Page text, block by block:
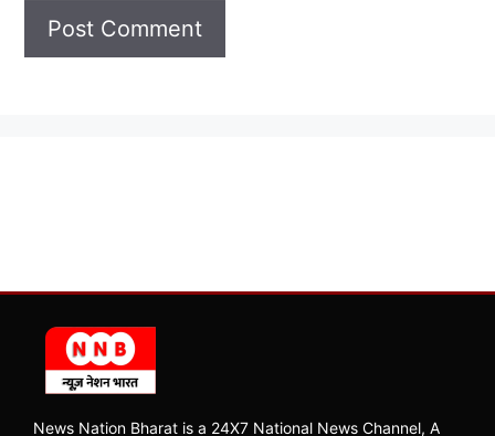
News Nation Bharat is a 24X7 National News Channel, A